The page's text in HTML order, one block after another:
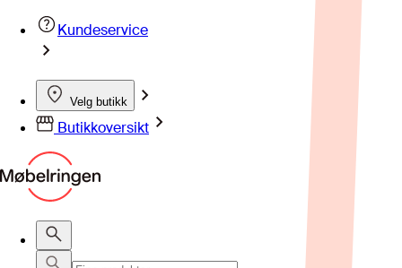
Kundeservice
Velg butikk
Butikkoversikt